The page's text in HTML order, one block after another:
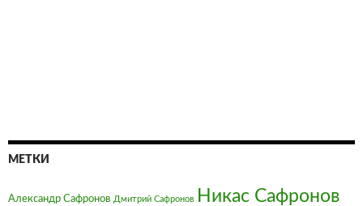
МЕТКИ
Александр Сафронов Дмитрий Сафронов Никас Сафронов